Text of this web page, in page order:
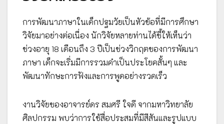
การพัฒนาภาษาในเด็กปฐมวัยเป็นหัวข้อที่มีการศึกษา
วิจัยมาอย่างต่อเนื่อง นักวิจัยหลายท่านได้ชี้ให้เห็นว่า
ช่วงอายุ 18 เดือนถึง 3 ปีเป็นช่วงวิกฤตของการพัฒนา
ภาษา เด็กจะเริ่มมีการรวมคำเป็นประโยคสั้นๆ และ
พัฒนาทักษะการฟังและการพูดอย่างรวดเร็ว
งานวิจัยของอาจารย์ดร สมศรี ใจดี จากมหาวิทยาลัย
ศิลปกรรม พบว่าการใช้สื่อประสมที่มีสีสันและรูปแบบ